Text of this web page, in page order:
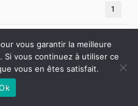
1
vous garantir la meilleure
vous continuez à utiliser ce
vous en êtes satisfait.